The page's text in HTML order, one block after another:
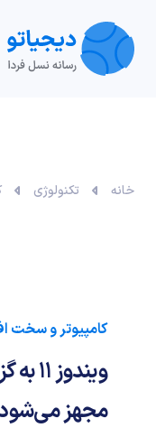
تکنولوژی خودرو
خانه تکنولوژی
کامپیوتر و سخت
مجهز